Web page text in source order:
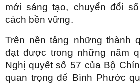
mới sáng tạo, chuyển đổi
cách bền vững.
Trên nền tảng những thành
đạt được trong những năm
Nghị quyết số 57 của Bộ
quan trọng để Bình Phước